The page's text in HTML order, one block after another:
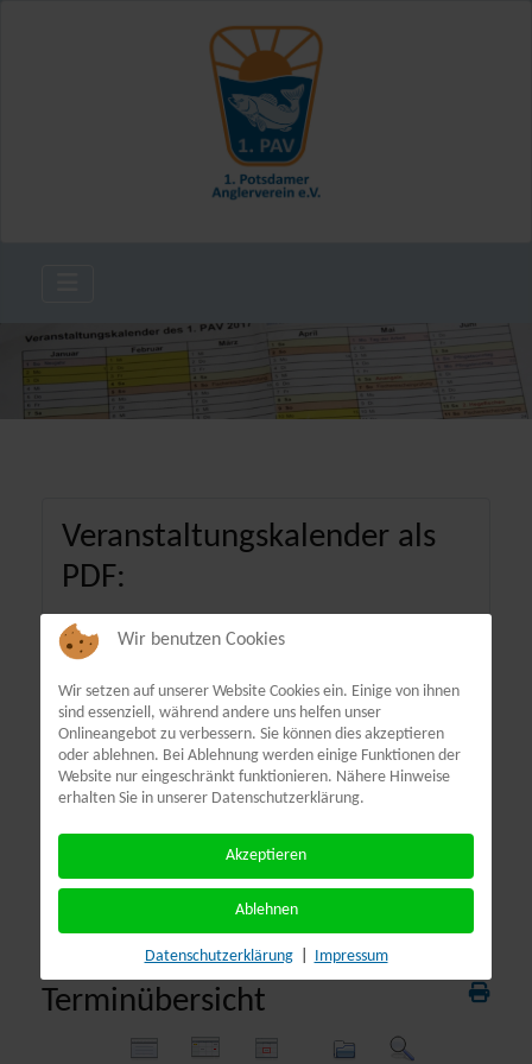
Veranstaltungskalender als
PDF:
Terminübersicht
Wir benutzen Cookies
Wir setzen auf unserer Website Cookies ein. Einige von ihnen
sind essenziell, während andere uns helfen unser
Onlineangebot zu verbessern. Sie können dies akzeptieren
oder ablehnen. Bei Ablehnung werden einige Funktionen der
Website nur eingeschränkt funktionieren. Nähere Hinweise
erhalten Sie in unserer Datenschutzerklärung.
Akzeptieren
Ablehnen
Datenschutzerklärung Impressum